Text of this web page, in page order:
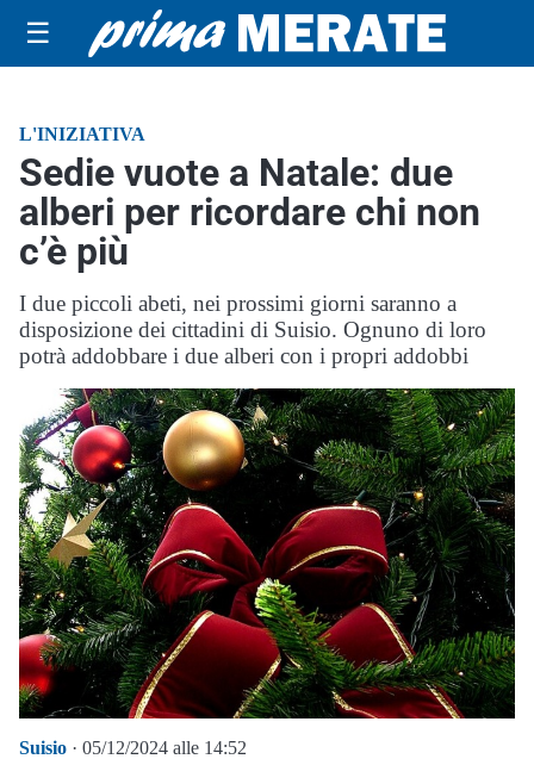
☰
L'INIZIATIVA
Sedie vuote a Natale: due
alberi per ricordare chi non
c’è più
I due piccoli abeti, nei prossimi giorni saranno a
disposizione dei cittadini di Suisio. Ognuno di loro
potrà addobbare i due alberi con i propri addobbi
Suisio · 05/12/2024 alle 14:52